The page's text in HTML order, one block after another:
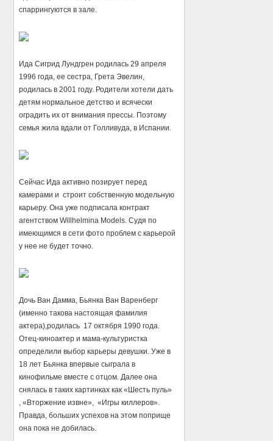
спаррингуются в зале.
Ида Сигрид Лундгрен родилась 29 апреля
1996 года, ее сестра, Грета Эвелин,
родилась в 2001 году. Родители хотели дать
детям нормальное детство и всячески
оградить их от внимания прессы. Поэтому
семья жила вдали от Голливуда, в Испании.
Сейчас Ида активно позирует перед
камерами и строит собственную модельную
карьеру. Она уже подписала контракт
агентством Willhelmina Models. Судя по
имеющимся в сети фото проблем с карьерой
у нее не будет точно.
Дочь Ван Дамма, Бьянка Ван Варенберг
(именно такова настоящая фамилия
актера),родилась 17 октября 1990 года.
Отец-киноактер и мама-культуристка
определили выбор карьеры девушки. Уже в
18 лет Бьянка впервые сыграла в
кинофильме вместе с отцом. Далее она
снялась в таких картинках как «Шесть пуль»
, «Вторжение извне», «Игры киллеров».
Правда, больших успехов на этом поприще
она пока не добилась.